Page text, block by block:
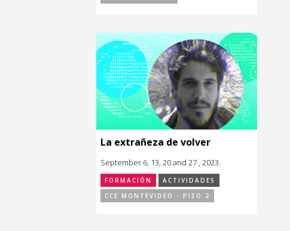
La extrañeza de volver
September 6, 13, 20 and 27 , 2023.
FORMACIÓN
ACTIVIDADES
CCE MONTEVIDEO - PISO 2